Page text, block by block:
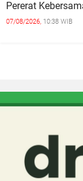
Pererat
07/08/2026, 10:38 WIB